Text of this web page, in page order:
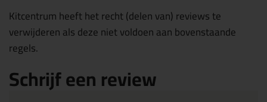
Kitcentrum heeft het recht (delen van) reviews te
verwijderen als deze niet voldoen aan bovenstaande
regels.
Schrijf een review